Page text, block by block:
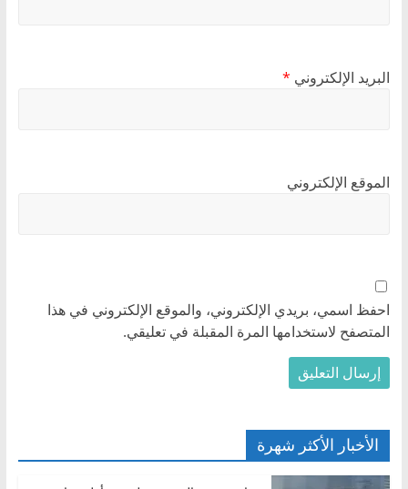
البريد الإلكتروني *
الموقع الإلكتروني
احفظ اسمي، بريدي الإلكتروني، والموقع الإلكتروني في هذا
المتصفح لاستخدامها المرة المقبلة في تعليقي.
الأخبار الأكثر شهرة